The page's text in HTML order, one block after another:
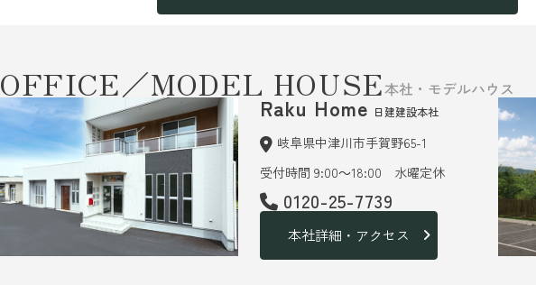
OFFICE／MODEL HOUSE本社・モデルハウス
Raku Home 日建建設本社
岐阜県中津川市手賀野65-1
受付時間 9:00～18:00 水曜定休
0120-25-7739
本社詳細・アクセス